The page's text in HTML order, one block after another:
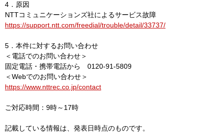
4．原因
NTTコミュニケーションズ社によるサービス故障
https://support.ntt.com/freedial/trouble/detail/33737/
5．本件に対するお問い合わせ
＜電話でのお問い合わせ＞
固定電話・携帯電話から 0120-91-5809
＜Webでのお問い合わせ＞
https://www.nttrec.co.jp/contact
ご対応時間：9時～17時
記載している情報は、発表日時点のものです。